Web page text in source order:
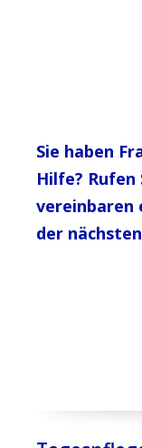
Sie haben
Hilfe? Rufen
vereinbaren
der